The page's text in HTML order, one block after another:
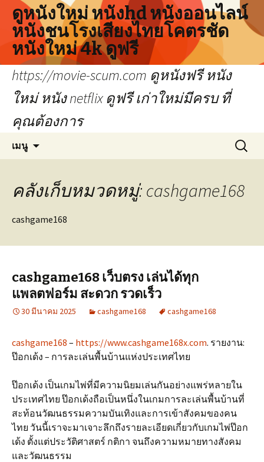
ดูหนังใหม่ หนังhd หนังออนไลน์
หนังชนโรงเสียงไทยโคตรชัด
หนังใหม่ 4k ดูฟรี
https://movie-scum.com ดูหนังฟรี หนัง
ใหม่ หนัง netflix ดูฟรี เก่าใหม่มีครบ ที่
คุณต้องการ
เมนู
เนื้อหา
ค้นหา
สำหรับ:
คลังเก็บหมวดหมู่: cashgame168
cashgame168
cashgame168 เว็บตรง เล่นได้ทุก
แพลตฟอร์ม สะดวก รวดเร็ว
30 มีนาคม 2025 cashgame168 cashgame168
cashgame168 – https://www.cashgame168x.com. รายงาน:
ป๊อกเด้ง – การละเล่นพื้นบ้านแห่งประเทศไทย
ป๊อกเด้ง เป็นเกมไพ่ที่มีความนิยมเล่นกันอย่างแพร่หลายใน
ประเทศไทย ป๊อกเด้งถือเป็นหนึ่งในเกมการละเล่นพื้นบ้านที่
สะท้อนวัฒนธรรมความบันเทิงและการเข้าสังคมของคน
ไทย วันนี้เราจะมาเจาะลึกถึงรายละเอียดเกี่ยวกับเกมไพ่ป๊อก
เด้ง ตั้งแต่ประวัติศาสตร์ กติกา จนถึงความหมายทางสังคม
และวัฒนธรรม